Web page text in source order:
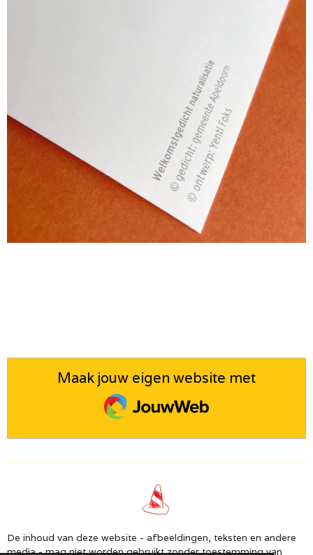
Maak jouw eigen website met
JouwWeb
De inhoud van deze website - afbeeldingen, teksten en andere
media - mag niet worden gebruikt zonder toestemming van